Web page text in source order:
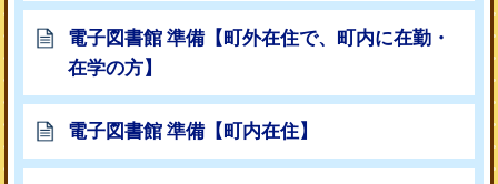
電子図書館 準備【町外在住で、町内に在勤・
在学の方】
電子図書館 準備【町内在住】